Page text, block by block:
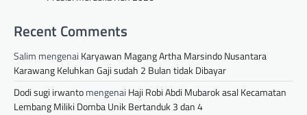
Recent Comments
Salim mengenai Karyawan Magang Artha Marsindo Nusantara
Karawang Keluhkan Gaji sudah 2 Bulan tidak Dibayar
Dodi sugi irwantomengenai Haji Robi Abdi Mubarok asal Kecamatan
Lembang Miliki Domba Unik Bertanduk 3 dan 4